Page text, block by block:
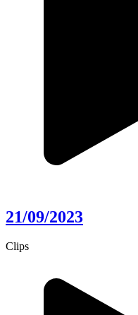
21/09/2023
Clips